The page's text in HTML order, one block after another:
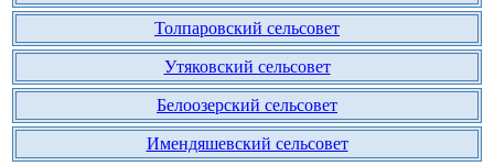
Толпаровский сельсовет
Утяковский сельсовет
Белоозерский сельсовет
Имендяшевский сельсовет